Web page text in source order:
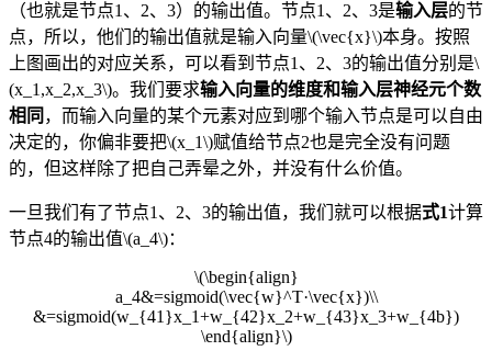
（也就是节点1、2、3）的输出值。节点1、2、3是输入层的节
点，所以，他们的输出值就是输入向量\(\vec{x}\)本身。按照
上图画出的对应关系，可以看到节点1、2、3的输出值分别是\
(x_1,x_2,x_3\)。我们要求输入向量的维度和输入层神经元个数
相同 ，而输入向量的某个元素对应到哪个输入节点是可以自由
决定的，你偏非要把\(x_1\)赋值给节点2也是完全没有问题
的，但这样除了把自己弄晕之外，并没有什么价值。
一旦我们有了节点1、2、3的输出值，我们就可以根据式1计算
节点4的输出值\(a_4\)：
\(\begin{align}
a_4&=sigmoid(\vec{w}^T·\vec{x})\\
&=sigmoid(w_{41}x_1+w_{42}x_2+w_{43}x_3+w_{4b})
\end{align}\)